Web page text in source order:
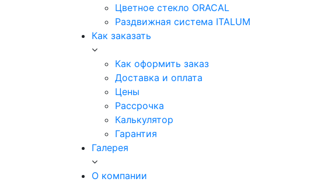
Цветное стекло ORACAL
Раздвижная система ITALUM
Как заказать
Как оформить заказ
Доставка и оплата
Цены
Рассрочка
Калькулятор
Гарантия
Галерея
О компании